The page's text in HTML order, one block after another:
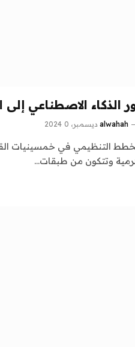
الاصطناعي إلى
0
التنظيمي في خمسينيات
هرمية وتتكون من طبقات…